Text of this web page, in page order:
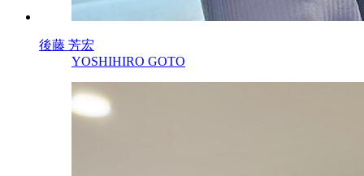
後藤 芳宏
YOSHIHIRO GOTO